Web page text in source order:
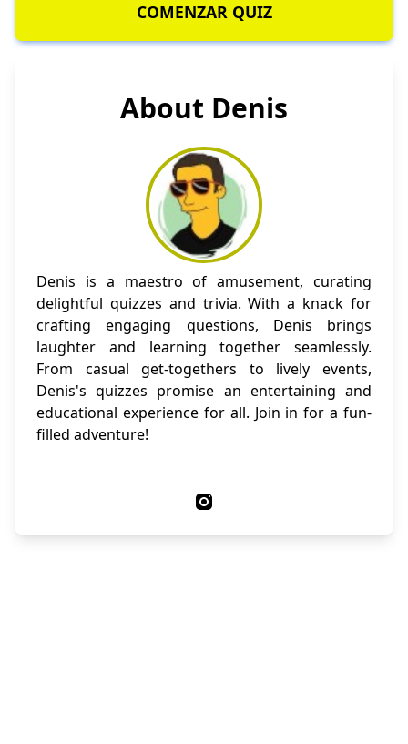
COMENZAR QUIZ
About Denis
Denis is a maestro of amusement, curating
delightful quizzes and trivia. With a knack for
crafting engaging questions, Denis brings
laughter and learning together seamlessly.
From casual get-togethers to lively events,
Denis's quizzes promise an entertaining and
educational experience for all. Join in for a fun-
filled adventure!